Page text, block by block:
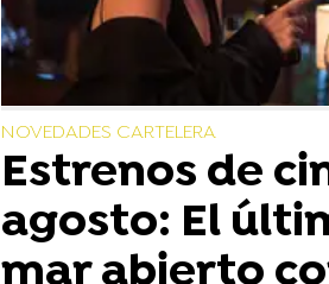
NOVEDADES CARTELERA
Estrenos de
agosto: El
mar abierto